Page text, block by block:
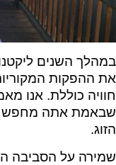
במהלך השנים
את ההפקות
חוויה כוללת. אנו
שבאמת אתה מחפש
הזוג.
שמירה על הסביבה